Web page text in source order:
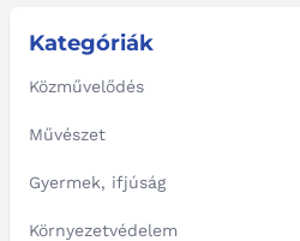
Kategóriák
Közművelődés
Művészet
Gyermek, ifjúság
Környezetvédelem